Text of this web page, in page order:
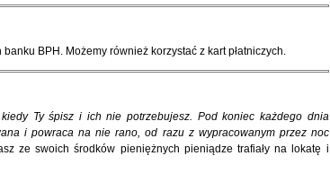
BPH. Możemy również korzystać z kart płatniczych.
Ty śpisz i ich nie potrzebujesz. Pod koniec każdego dnia
i powraca na nie rano, od razu z wypracowanym przez noc
ze swoich środków pieniężnych pieniądze trafiały na lokatę i